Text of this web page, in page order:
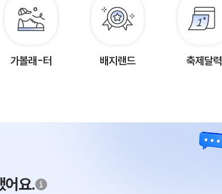
가볼래-터 배지랜드 축제달력
어요.